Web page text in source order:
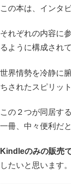
この本は、インタ
それぞれの内容に
るように構成され
世界情勢を冷静に
ちされたスピリット
この２つが同居す
一冊、中々便利だ
Kindleのみの販売
したいと思います。